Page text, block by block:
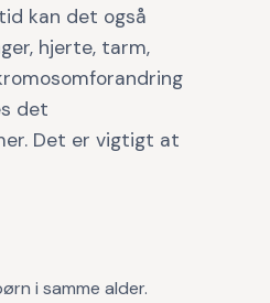
kan det også
hjerte, tarm,
det
Det er vigtigt at
i samme alder.